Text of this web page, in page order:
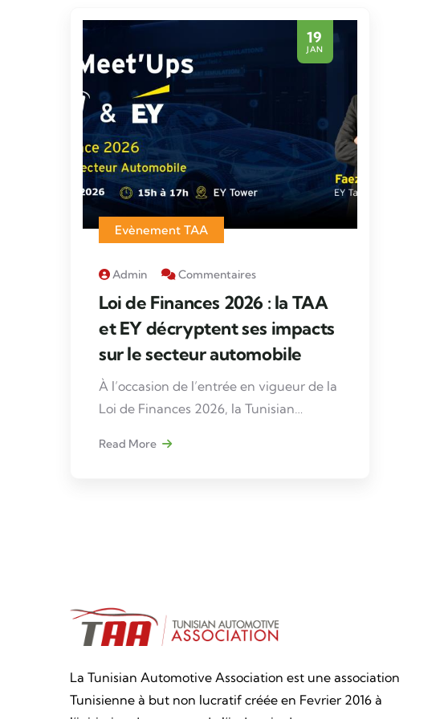
19
JAN
Evènement TAA
Admin Commentaires
Loi de Finances 2026 : la TAA
et EY décryptent ses impacts
sur le secteur automobile
À l’occasion de l’entrée en vigueur de la
Loi de Finances 2026, la Tunisian
partenariat avec Ernst & Young (EY),
Read More
La Tunisian Automotive Association est une association
Tunisienne à but non lucratif créée en Fevrier 2016 à